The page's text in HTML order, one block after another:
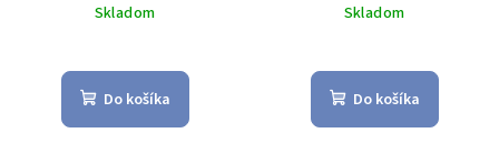
Skladom
Do košíka
Skladom
hodnotenie
produktu
Do košíka